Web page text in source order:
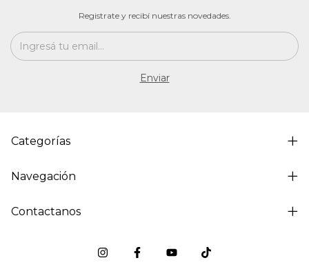
Registrate y recibí nuestras novedades.
Categorías
Navegación
Contactanos